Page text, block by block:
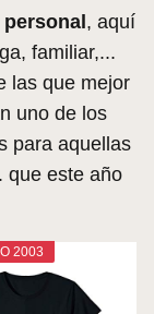
, aquí
familiar,...
las que mejor
uno de los
para aquellas
que este año
2003